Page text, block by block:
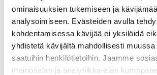
ominaisuuksien tukemiseen ja
analysoimiseen. Evästeiden avulla
kohdentamisessa kävijää ei yksilöidä
yhdistetä kävijältä mahdollisesti
saatuihin henkilötietoihin. Jaamme
mainosalan ja analytiikka-alan
Sähkömaksu
Vuokralainen solmii itse
Laajakaista
Vuokraan sisältyy 50 M